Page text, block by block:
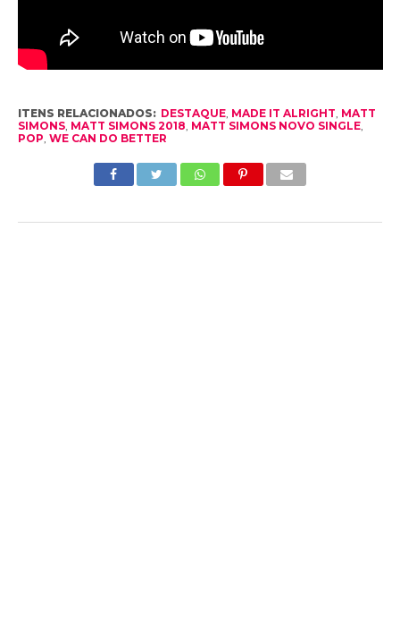
ITENS RELACIONADOS: DESTAQUE, MADE IT ALRIGHT MATT
SIMONS, MATT SIMONS 2018 MATT SIMONS NOVO SINGLE,
POP WE CAN DO BETTER